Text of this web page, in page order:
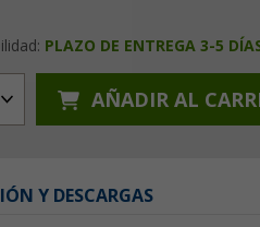
PLAZO DE ENTREGA 3-5
AÑADIR AL
Y DESCARGAS